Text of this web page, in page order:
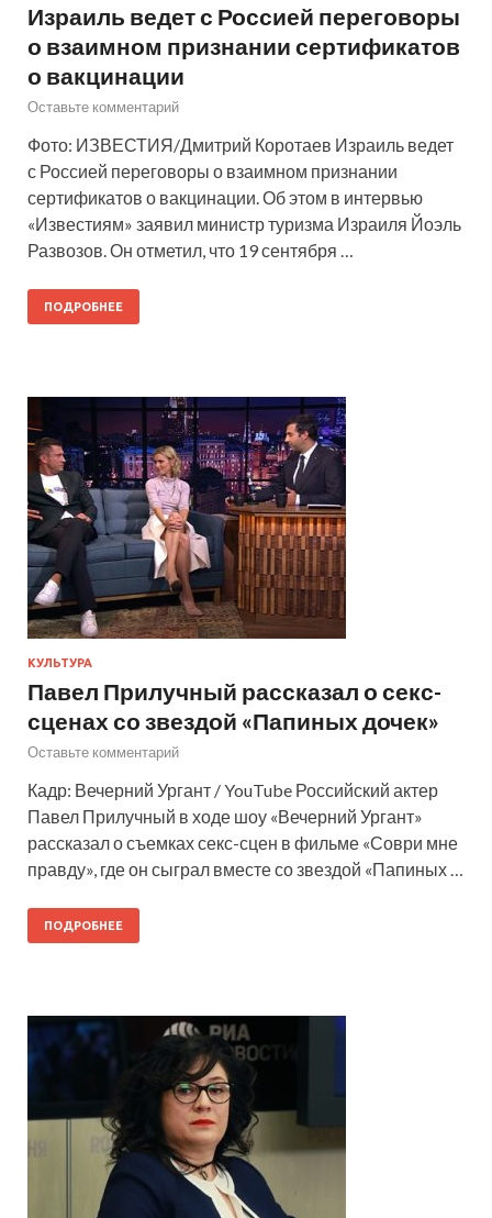
Израиль ведет с Россией переговоры
о взаимном признании сертификатов
о вакцинации
Оставьте комментарий
Фото: ИЗВЕСТИЯ/Дмитрий Коротаев Израиль ведет
с Россией переговоры о взаимном признании
сертификатов о вакцинации. Об этом в интервью
«Известиям» заявил министр туризма Израиля Йоэль
Развозов. Он отметил, что 19 сентября …
ПОДРОБНЕЕ
КУЛЬТУРА
Павел Прилучный рассказал о секс-
сценах со звездой «Папиных дочек»
Оставьте комментарий
Кадр: Вечерний Ургант / YouTube Российский актер
Павел Прилучный в ходе шоу «Вечерний Ургант»
рассказал о съемках секс-сцен в фильме «Соври мне
правду», где он сыграл вместе со звездой «Папиных …
ПОДРОБНЕЕ